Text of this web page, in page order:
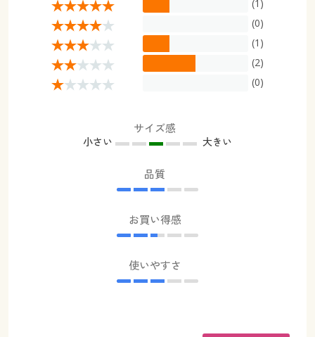
(1)
(0)
(1)
(2)
(0)
サイズ感
小さい 大きい
品質
お買い得感
使いやすさ